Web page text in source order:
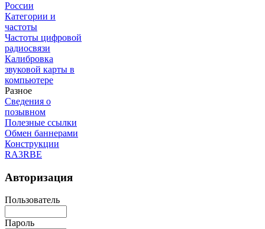
России
Категории и
частоты
Частоты цифровой
радиосвязи
Калибровка
звуковой карты в
компьютере
Разное
Сведения о
позывном
Полезные ссылки
Обмен баннерами
Конструкции
RA3RBE
Авторизация
Пользователь
Пароль